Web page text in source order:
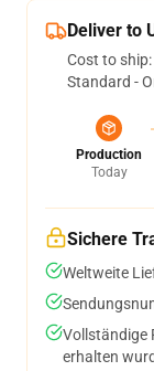
Deliver to
Cost to ship:
Standard -
Production
Today
Sichere
Weltweite
Vollständige
erhalten